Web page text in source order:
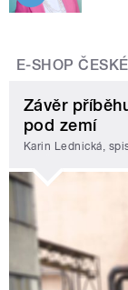
E-SHOP
Závěr
pod zemí
Karin Lednická,